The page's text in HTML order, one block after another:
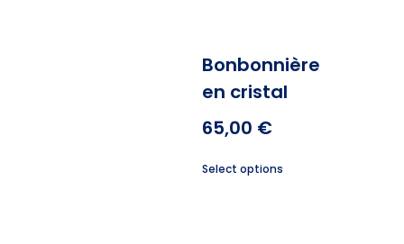
Bonbonnière
en cristal
65,00 €
Select options